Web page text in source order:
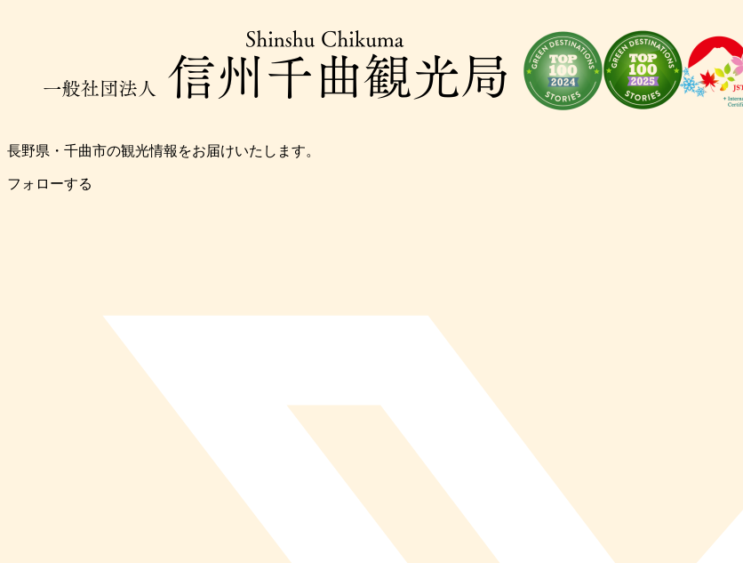
長野県・千曲市の観光情報をお届けいたします。
フォローする